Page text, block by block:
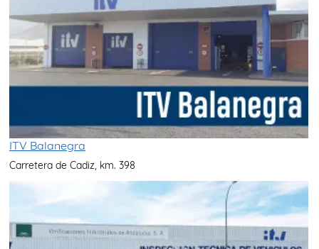
ITV Balanegra
Carretera de Cadiz, km. 398